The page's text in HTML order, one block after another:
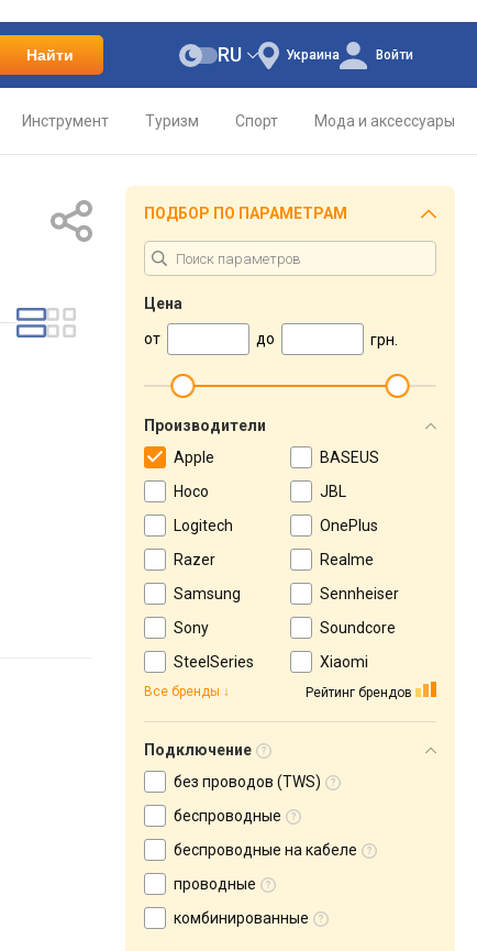
Найти Украина
RU Войти
Инструмент Туризм Спорт Мода и аксессуары
ПОДБОР ПО ПАРАМЕТРАМ
Цена
от
до грн.
Производители
Apple
BASEUS
Hoco
JBL
Logitech
OnePlus
Razer
Realme
Samsung
Sennheiser
Sony
Soundcore
SteelSeries
Xiaomi
Рейтинг брендов
Все бренды
Подключение
без проводов (TWS)
беспроводные
беспроводные на кабеле
проводные
комбинированные